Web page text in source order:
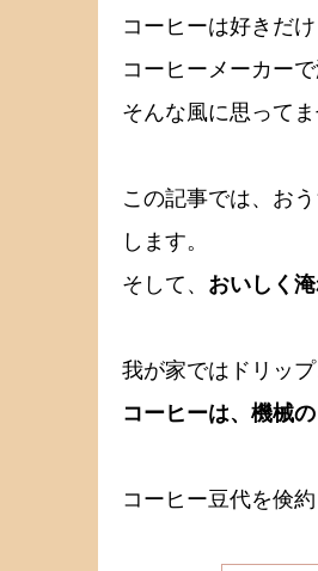
コーヒーは好きだ
コーヒーメーカー
そんな風に思ってま
この記事では、お
します。
そして、 おいしく
我が家ではドリッ
コーヒーは、機械
コーヒー豆代を倹